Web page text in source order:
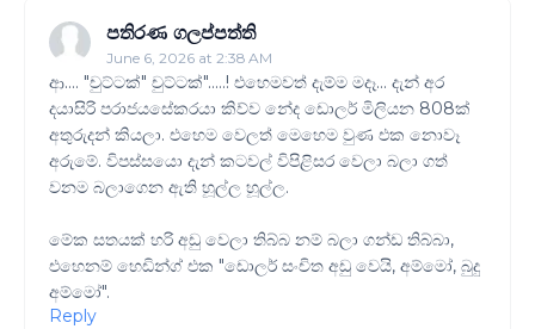
පතිරණ ගලප්පත්ති
June 6, 2026 at 2:38 AM
ආ.... "චුට්ටක්" චුට්ටක්".....! එහෙමවත් දැම්ම මදෑ... දැන් අර
දයාසිරි පරාජයසේකරයා කිව්ව නේද ඩොලර් මිලියන 808ක්
අතුරුදන් කියලා. එහෙම වෙලත් මෙහෙම වුණ එක නොවෑ
අරුමේ. විපස්සයො දැන් කටවල් විපිළිසර වෙලා බලා ගත්
වනම බලාගෙන ඇති හූල්ල හූල්ල.
මේක සතයක් හරි අඩු වෙලා තිබ්බ නම් බලා ගන්ඩ තිබ්බා,
එහෙනම් හෙඩින්ග් එක "ඩොලර් සංචිත අඩු වෙයි, අම්මෝ, බුදු
අම්මෝ".
Reply